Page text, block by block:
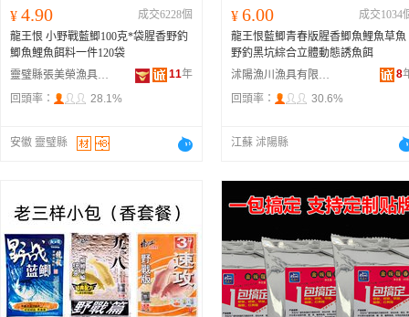
¥ 4.90
成交6228個
龍王恨 小野戰藍鯽100克*袋腥香野釣
鯽魚鯉魚餌料一件120袋
靈璧縣張美榮漁具商行
11年
回頭率：
28.1%
安徽 靈璧縣
¥ 6.00
成交1034
龍王恨藍鯽青春版腥香鯽魚鯉魚草魚
野釣黑坑綜合立體動態誘魚餌
沭陽漁川漁具有限公司
8
回頭率：
30.6%
江蘇 沭陽縣